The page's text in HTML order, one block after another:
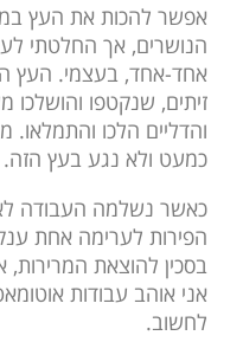
אפשר להכות את העץ
הנושרים, אך החלטתי
אחד-אחד, בעצמי. העץ
זיתים, שנקטפו והושלכו
והדליים הלכו והתמלאו.
כמעט ולא נגע בעץ הזה.
כאשר נשלמה העבודה
הפירות לערימה אחת
בסכין להוצאת
אני אוהב עבודות
לחשוב.